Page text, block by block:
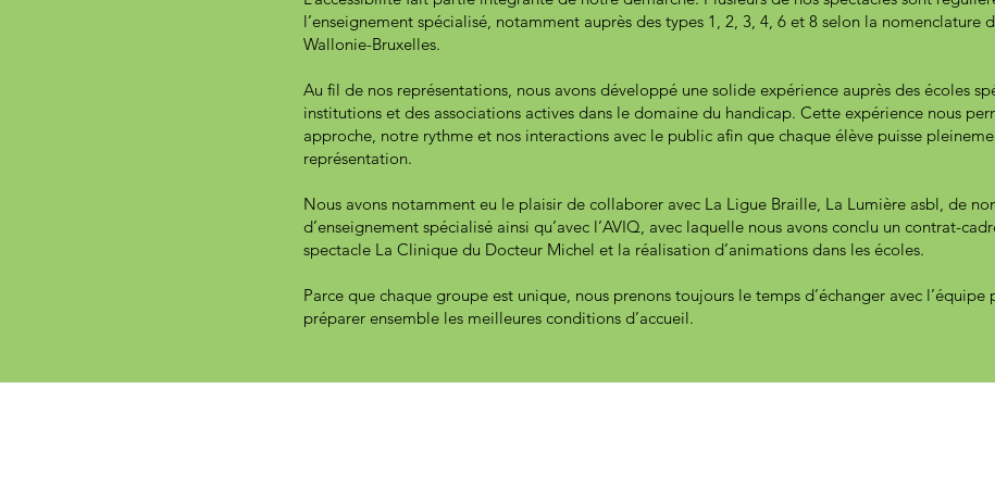
l’enseignement spécialisé, notamment auprès des types 1, 2, 3, 4, 6 et 8 selon la nomenclature
Wallonie-Bruxelles.
Au fil de nos représentations, nous avons développé une solide expérience auprès des écoles
institutions et des associations actives dans le domaine du handicap. Cette expérience nous
approche, notre rythme et nos interactions avec le public afin que chaque élève puisse
représentation.
Nous avons notamment eu le plaisir de collaborer avec La Ligue Braille, La Lumière asbl, de
d’enseignement spécialisé ainsi qu’avec l’AVIQ, avec laquelle nous avons conclu un contrat-
spectacle La Clinique du Docteur Michel et la réalisation d’animations dans les écoles.
Parce que chaque groupe est unique, nous prenons toujours le temps d’échanger avec
préparer ensemble les meilleures conditions d’accueil.